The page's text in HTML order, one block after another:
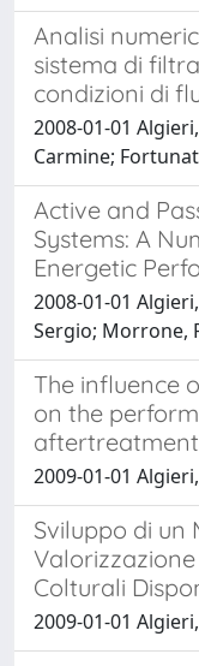
Analisi
sistema di
condizioni di
2008-01-01
Carmine;
Active and
Systems: A
Energetic
2008-01-01
Sergio; Morrone,
The influence
on the
2009-01-01
Sviluppo di un
Colturali
2009-01-01